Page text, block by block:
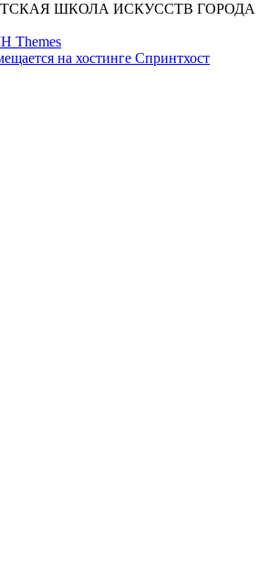
ШКОЛА ИСКУССТВ ГОРОДА
Themes
на хостинге Спринтхост